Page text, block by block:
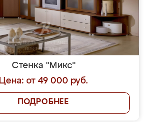
Стенка "Микс"
Цена: от 49 000 руб.
ПОДРОБНЕЕ